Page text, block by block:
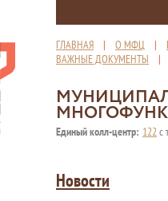
ГЛАВНАЯ | О МФЦ |
ВАЖНЫЕ ДОКУМЕНТЫ
Единый колл-центр: 122с
Новости